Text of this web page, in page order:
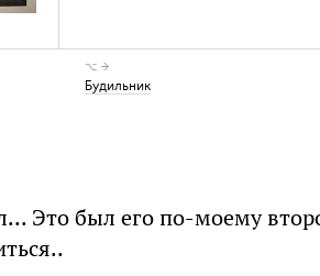
⌥ →
Будильник
Это был его по-моему